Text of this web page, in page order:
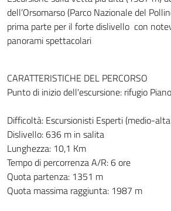
dell’Orsomarso (Parco Nazionale del
prima parte per il forte dislivello con
panorami spettacolari
CARATTERISTICHE DEL PERCORSO
Punto di inizio dell'escursione: rifugio
Difficoltà: Escursionisti Esperti (medio-
Dislivello: 636 m in salita
Lunghezza: 10,1 Km
Tempo di percorrenza A/R: 6 ore
Quota partenza: 1351 m
Quota massima raggiunta: 1987 m